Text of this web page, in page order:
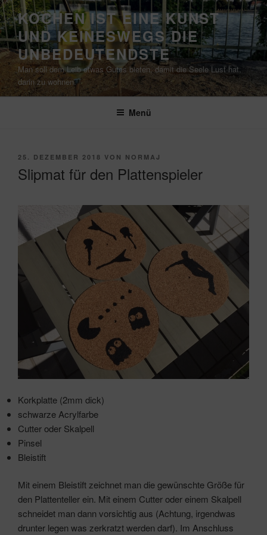
Zum
Inhalt
springen
KOCHEN IST EINE KUNST
UND KEINESWEGS DIE
UNBEDEUTENDSTE
Man soll dem Leib etwas Gutes bieten, damit die Seele Lust hat,
darin zu wohnen.
Menü
VERÖFFENTLICHT
25. DEZEMBER 2018 VON NORMAJ
Slipmat für den Plattenspieler
Korkplatte (2mm dick)
schwarze Acrylfarbe
Cutter oder Skalpell
Pinsel
Bleistift
Mit einem Bleistift zeichnet man die gewünschte Größe für
den Plattenteller ein. Mit einem Cutter oder einem Skalpell
schneidet man dann vorsichtig aus (Achtung, irgendwas
drunter legen was zerkratzt werden darf). Im Anschluss